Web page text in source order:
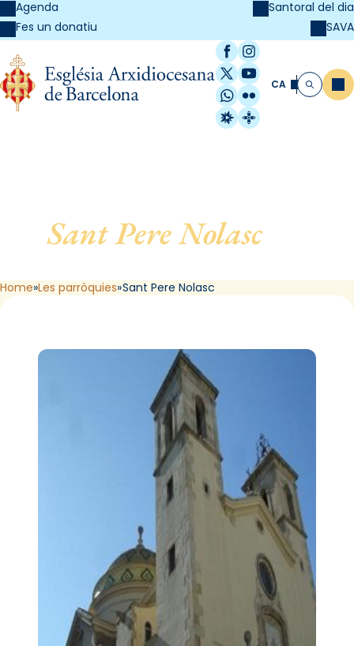
Agenda
Fes un donatiu
Santoral del dia
SAVA
Facebook
Instagram
X / Twitter
YouTube
WhatsApp
Flickr
Radio Estel
Catalunya
CA Cerca
Sant Pere Nolasc
Home Les parròquies Sant Pere Nolasc